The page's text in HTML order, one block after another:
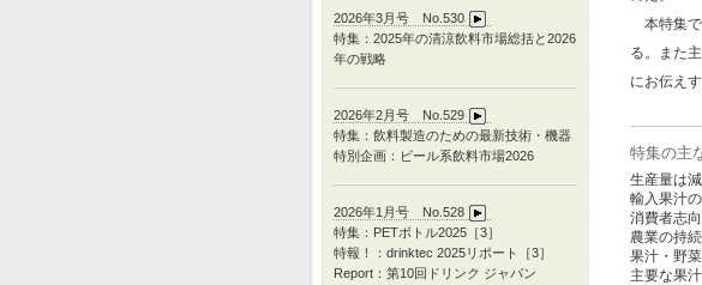
本特集で
る。また
にお伝えす
特集の主
生産量は
輸入果汁
消費者志
農業の持
果汁・野
主要な果
2026年3月号 No.530
特集： 2025年の清涼飲料市場総括と2026
年の戦略
2026年2月号 No.529
特集：飲料製造のための最新技術・機器
特別企画：ビール系飲料市場2026
2026年1月号 No.528
特集：PETボトル2025［3］
特報！：drinktec 2025リポート［3］
Report：第10回ドリンク ジャパン